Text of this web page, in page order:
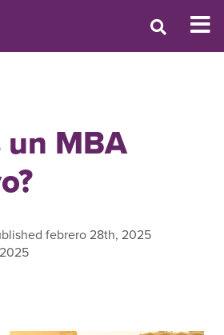
un MBA
febrero 28th, 2025